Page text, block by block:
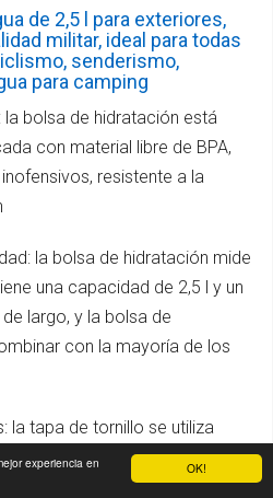
OK!
experiencia en
de 2,5 l para exteriores,
militar, ideal para todas
senderismo,
para camping
bolsa de hidratación está
con material libre de BPA,
resistente a la
la bolsa de hidratación mide
una capacidad de 2,5 l y un
largo, y la bolsa de
con la mayoría de los
la tapa de tornillo se utiliza
para abrir la bolsa de
y tiene un efecto a prueba